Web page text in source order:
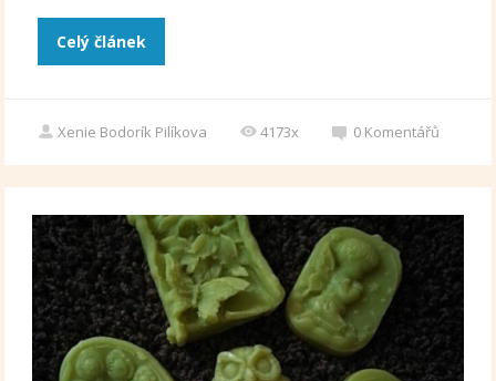
Celý článek
Xenie Bodorík Pilíkova 4173x 0 Komentářů